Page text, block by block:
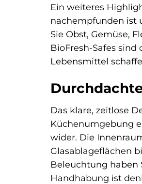
Ein weiteres
nachempfunden ist
Sie Obst, Gemüse,
BioFresh-Safes
Lebensmittel
Das klare, zeitlose
Küchenumgebung
wider. Die
Glasablageflächen
Beleuchtung haben
Handhabung ist